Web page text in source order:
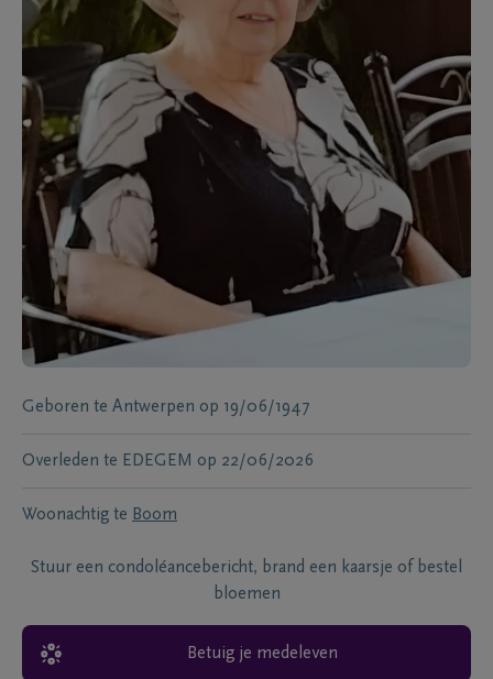
Geboren te Antwerpen op 19/06/1947
Overleden te EDEGEM op 22/06/2026
Woonachtig te Boom
Stuur een condoléancebericht, brand een kaarsje of bestel
bloemen
Betuig je medeleven